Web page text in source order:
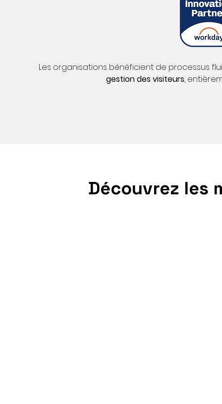
Les organisations bénéficient de processus
gestion des visiteurs,
Découvrez les